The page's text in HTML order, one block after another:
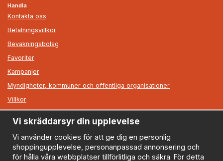
Handla
Kontakta oss
Betalningsvillkor
Bevakningsbolag
Favoriter
Kampanjer
Myndigheter, kommuner och offentliga organisationer
Villkor
Information
Om oss
Nyheter
Vi skräddarsyr din upplevelse
Vi använder cookies för att ge dig en personlig
shoppingupplevelse, personanpassad annonsering och
för hålla våra webbplatser tillförlitliga och säkra. För detta